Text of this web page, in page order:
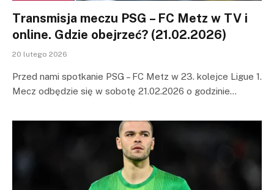
Transmisja meczu PSG – FC Metz w TV i
online. Gdzie obejrzeć? (21.02.2026)
20 lutego 2026
Przed nami spotkanie PSG – FC Metz w 23. kolejce Ligue 1.
Mecz odbędzie się w sobotę 21.02.2026 o godzinie…